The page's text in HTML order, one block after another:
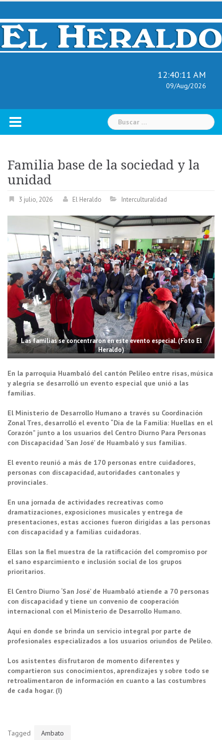
Skip
content
12:40:12 AM
09/Aug/2026
Buscar:
Familia base de la sociedad y la
unidad
3 julio, 2026 El Heraldo Interculturalidad
Las familias se concentraron en este evento especial. (Foto El
Heraldo)
En la parroquia Huambaló del cantón Pelileo entre risas, música
y alegría se desarrolló un evento especial que unió a las
familias.
El Ministerio de Desarrollo Humano a través su Coordinación
Zonal Tres, desarrolló el evento “Día de la Familia: Huellas en el
Corazón” junto a los usuarios del Centro Diurno Para Personas
con Discapacidad ‘San José’ de Huambaló y sus familias.
El evento reunió a más de 170 personas entre cuidadores,
personas con discapacidad, autoridades cantonales y
provinciales.
En una jornada de actividades recreativas como
dramatizaciones, exposiciones musicales y entrega de
presentaciones, estas acciones fueron dirigidas a las personas
con discapacidad y a familias cuidadoras.
Ellas son la fiel muestra de la ratificación del compromiso por
el sano esparcimiento e inclusión social de los grupos
prioritarios.
El Centro Diurno ‘San José’ de Huambaló atiende a 70 personas
con discapacidad y tiene un convenio de cooperación
internacional con el Ministerio de Desarrollo Humano.
Aquí en donde se brinda un servicio integral por parte de
profesionales especializados a los usuarios oriundos de Pelileo.
Los asistentes disfrutaron de momento diferentes y
compartieron sus conocimientos, aprendizajes y sobre todo se
retroalimentaron de información en cuanto a las costumbres
de cada hogar. (I)
Tagged Ambato